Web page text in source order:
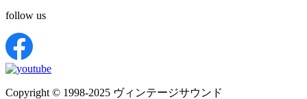
follow us
Copyright © 1998-2025 ヴィンテージサウンド